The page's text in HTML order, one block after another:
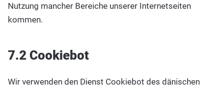
Nutzung mancher Bereiche unserer Internetseiten
kommen.
7.2 Cookiebot
Wir verwenden den Dienst Cookiebot des dänischen